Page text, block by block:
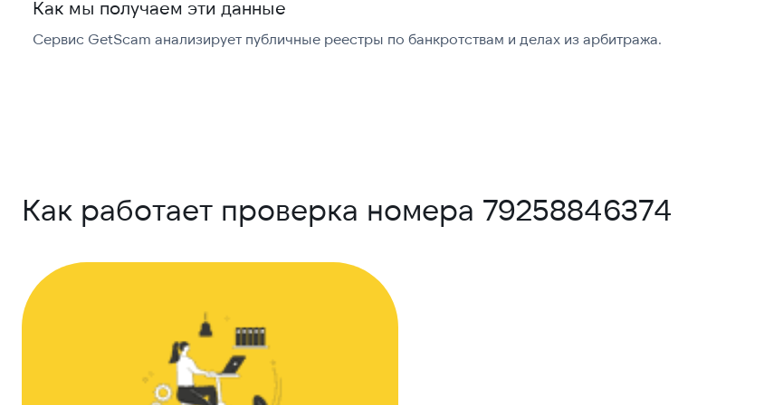
Как мы получаем эти данные
Сервис GetScam анализирует публичные реестры по банкротствам и делах из арбитража.
Как работает проверка номера 79258846374